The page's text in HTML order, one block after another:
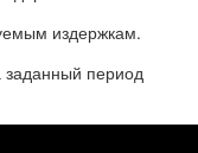
издержкам.
период